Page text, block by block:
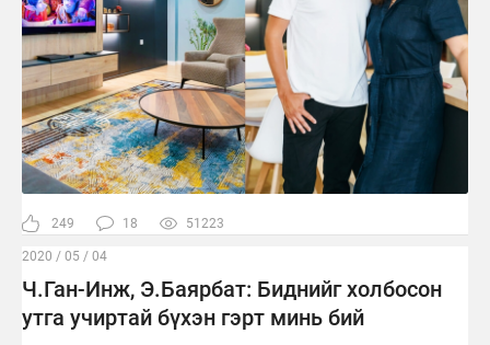
249 18 51223
2020 / 05 / 04
Ч.Ган-Инж, Э.Баярбат: Биднийг холбосон
утга учиртай бүхэн гэрт минь бий